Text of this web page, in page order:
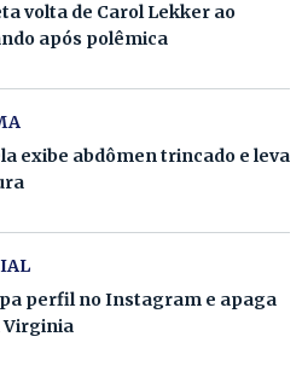
volta de Carol Lekker ao
após polêmica
exibe abdômen trincado e leva
perfil no Instagram e apaga
Virginia